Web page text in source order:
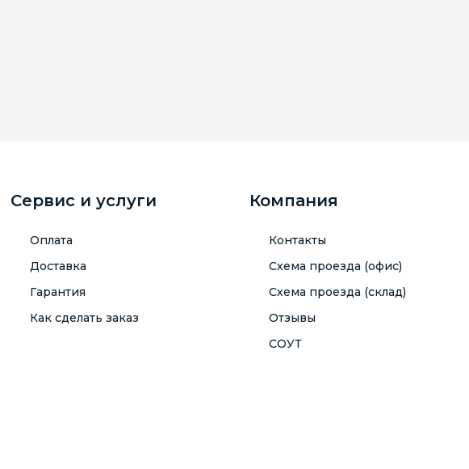
Сервис и услуги
Оплата
Доставка
Гарантия
Как сделать заказ
Компания
Контакты
Схема проезда (офис)
Схема проезда (склад)
Отзывы
СОУТ